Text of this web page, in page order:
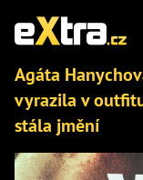
Agáta
vyrazila v
stála jmění